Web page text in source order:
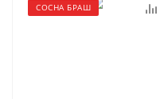
СОСНА БРАШ